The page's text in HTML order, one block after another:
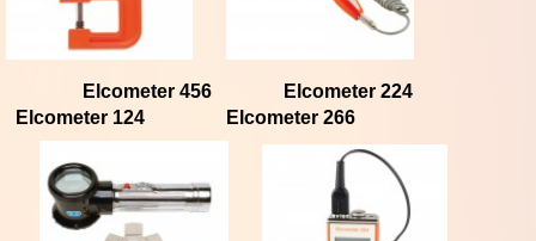
Elcometer 456
Elcometer 224
Elcometer 124
Elcometer 266